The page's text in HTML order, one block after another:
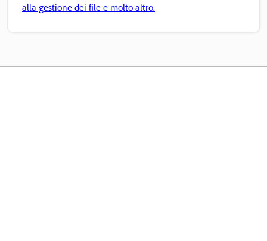
alla gestione dei file e molto altro.